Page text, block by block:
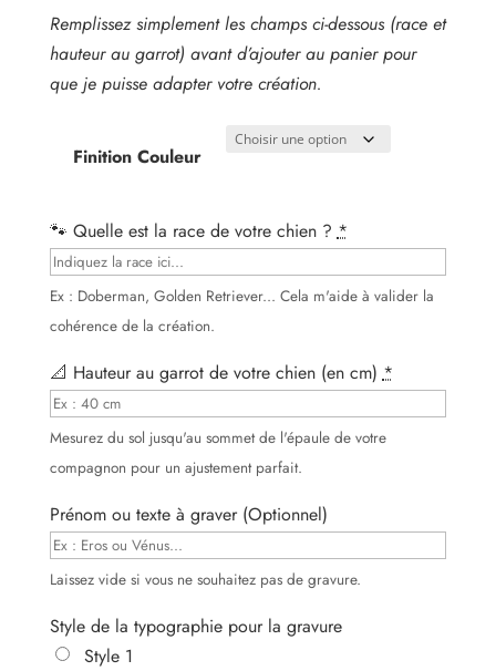
Remplissez simplement les champs ci-dessous (race et
hauteur au garrot) avant d’ajouter au panier pour
que je puisse adapter votre création.
Finition Couleur
🐾 Quelle est la race de votre chien ? *
Ex : Doberman, Golden Retriever... Cela m'aide à valider la
cohérence de la création.
📐 Hauteur au garrot de votre chien (en cm) *
Mesurez du sol jusqu'au sommet de l'épaule de votre
compagnon pour un ajustement parfait.
Prénom ou texte à graver (Optionnel)
Laissez vide si vous ne souhaitez pas de gravure.
Style de la typographie pour la gravure
Style 1